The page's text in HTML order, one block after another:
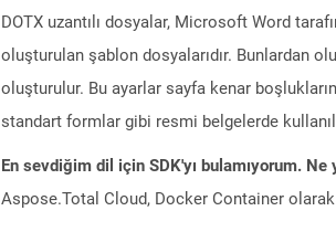
DOTX uzantılı dosyalar, Microsoft Word
oluşturulan şablon dosyalarıdır. Bunlardan
oluşturulur. Bu ayarlar sayfa kenar
standart formlar gibi resmi belgelerde
En sevdiğim dil için SDK'yı bulamıyorum. Ne
Aspose.Total Cloud, Docker Container olarak